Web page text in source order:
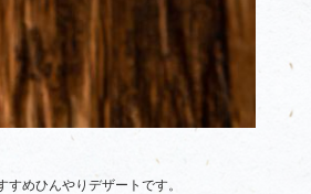
めひんやりデザートです。